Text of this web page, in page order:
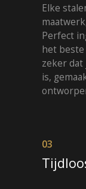
Elke
Perfect
het
zeker dat
is,
03